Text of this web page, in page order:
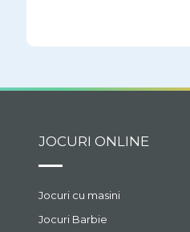
JOCURI ONLINE
Jocuri cu masini
Jocuri Barbie